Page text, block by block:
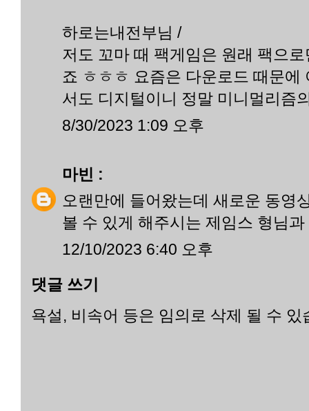
하로는내전부님 /
저도 꼬마 때 팩게임은 원래 팩으
죠 ㅎㅎㅎ 요즘은 다운로드 때문
서도 디지털이니 정말 미니멀리즘
8/30/2023 1:09 오후
마빈 :
오랜만에 들어왔는데 새로운 동영
볼 수 있게 해주시는 제임스 형님
12/10/2023 6:40 오후
댓글 쓰기
욕설, 비속어 등은 임의로 삭제 될 수 있